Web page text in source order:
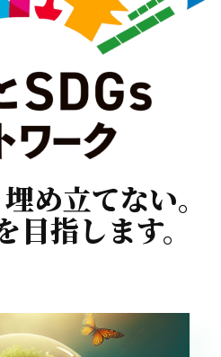
め立てない。
指します。